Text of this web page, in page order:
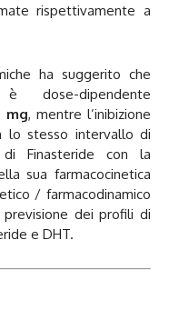
rispettivamente a
ha suggerito che
dose-dipendente
mg, mentre l’inibizione
lo stesso intervallo di
Finasteride con la
sua farmacocinetica
/ farmacodinamico
dei profili di
e DHT.